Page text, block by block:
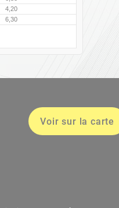
4,20
6,30
Voir sur la carte